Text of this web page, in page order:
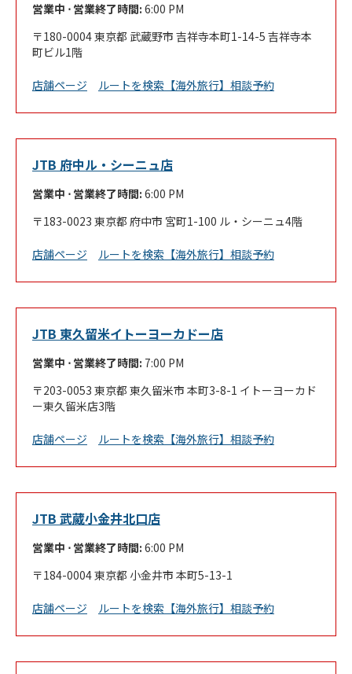
営業中 ⋅ 営業終了時間: 6:00 PM
180-0004東京都 武蔵野市 吉祥寺本町1-14-5 吉祥寺本
町ビル1階
店舗ページ ルートを検索 Link Opens in New Tab
【海外旅行】相談予約
JTB 府中ル・シーニュ店
営業中 ⋅ 営業終了時間: 6:00 PM
183-0023 東京都 府中市 宮町1-100 ル・シーニュ4階
店舗ページ ルートを検索 Link Opens in New Tab
【海外旅行】相談予約
JTB 東久留米イトーヨーカドー店
営業中 ⋅ 営業終了時間: 7:00 PM
203-0053 東京都 東久留米市 本町3-8-1 イトーヨーカド
ー東久留米店3階
店舗ページ ルートを検索 Link Opens in New Tab
【海外旅行】相談予約
JTB 武蔵小金井北口店
営業中 ⋅ 営業終了時間: 6:00 PM
184-0004東京都 小金井市 本町5-13-1
店舗ページ ルートを検索 Link Opens in New Tab
【海外旅行】相談予約